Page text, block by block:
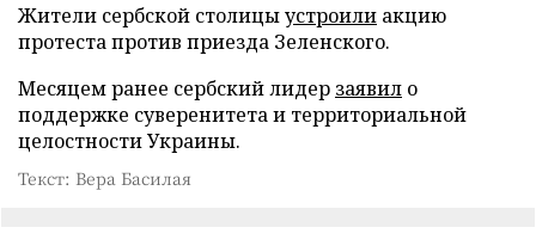
Жители сербской столицыустроили акцию
протеста против приезда Зеленского.
Месяцем ранее сербский лидер заявил о
поддержке суверенитета и территориальной
целостности Украины.
Текст: Вера Басилая